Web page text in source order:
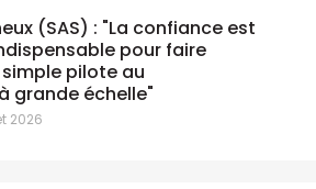
(SAS) : "La confiance est
pour faire
pilote au
grande échelle"
2026